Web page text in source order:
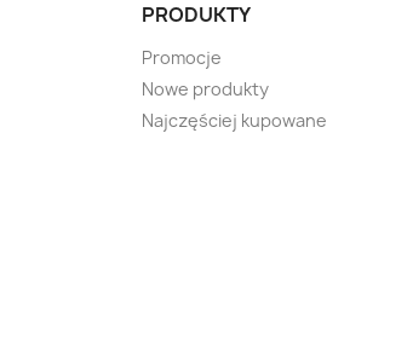
PRODUKTY
Promocje
Nowe produkty
Najczęściej kupowane